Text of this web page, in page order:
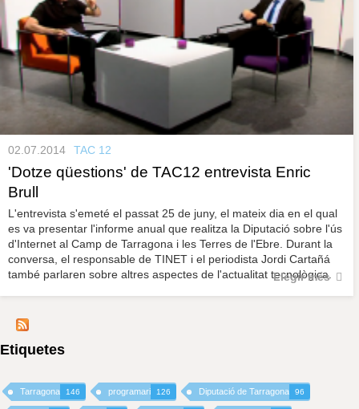
02.07.2014 TAC 12
'Dotze qüestions' de TAC12 entrevista Enric
Brull
L'entrevista s'emeté el passat 25 de juny, el mateix dia en el qual
es va presentar l'informe anual que realitza la Diputació sobre l'ús
d'Internet al Camp de Tarragona i les Terres de l'Ebre. Durant la
conversa, el responsable de TINET i el periodista Jordi Cartañá
també parlaren sobre altres aspectes de l'actualitat tecnològica.
Llegir més
Etiquetes
Tarragona 146 programari 126 Diputació de Tarragona 96